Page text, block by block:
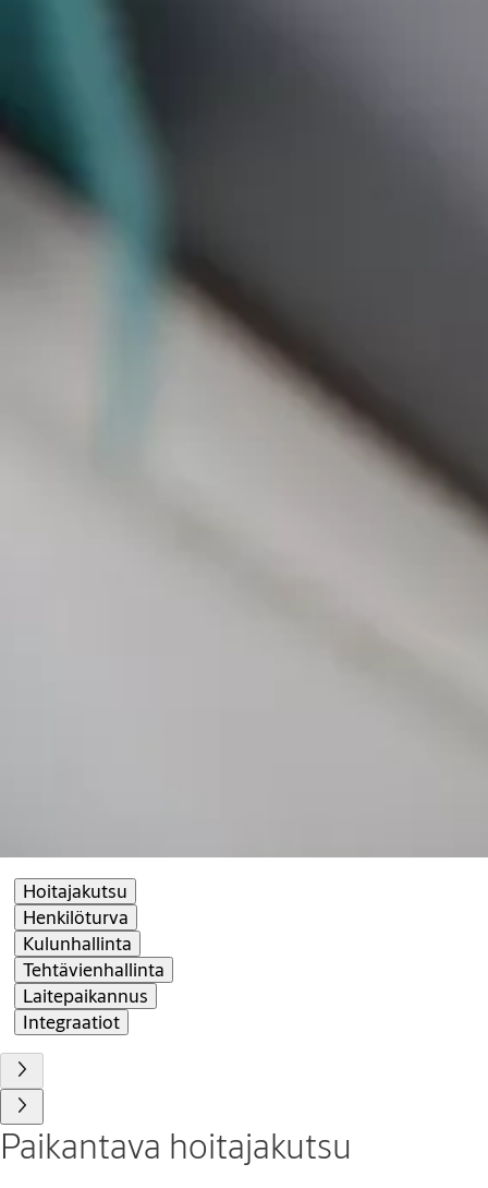
Hoitajakutsu
Henkilöturva
Kulunhallinta
Tehtävienhallinta
Laitepaikannus
Integraatiot
Paikantava hoitajakutsu